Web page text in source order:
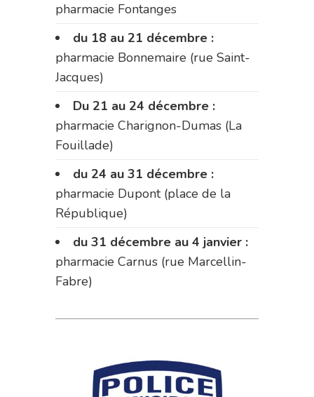
pharmacie Fontanges
du 18 au 21 décembre :
pharmacie Bonnemaire (rue Saint-
Jacques)
Du 21 au 24 décembre :
pharmacie Charignon-Dumas (La
Fouillade)
du 24 au 31 décembre :
pharmacie Dupont (place de la
République)
du 31 décembre au 4 janvier :
pharmacie Carnus (rue Marcellin-
Fabre)